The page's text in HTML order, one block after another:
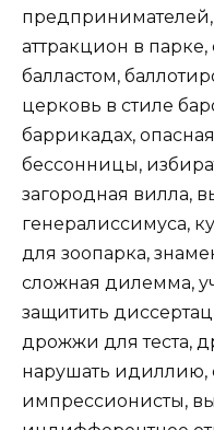
аттракцион в
балластом,
церковь в стиле
баррикадах,
бессонницы,
загородная вилла,
генералиссимуса,
для зоопарка,
сложная дилемма,
защитить
дрожжи для теста,
нарушать идиллию,
импрессионисты,